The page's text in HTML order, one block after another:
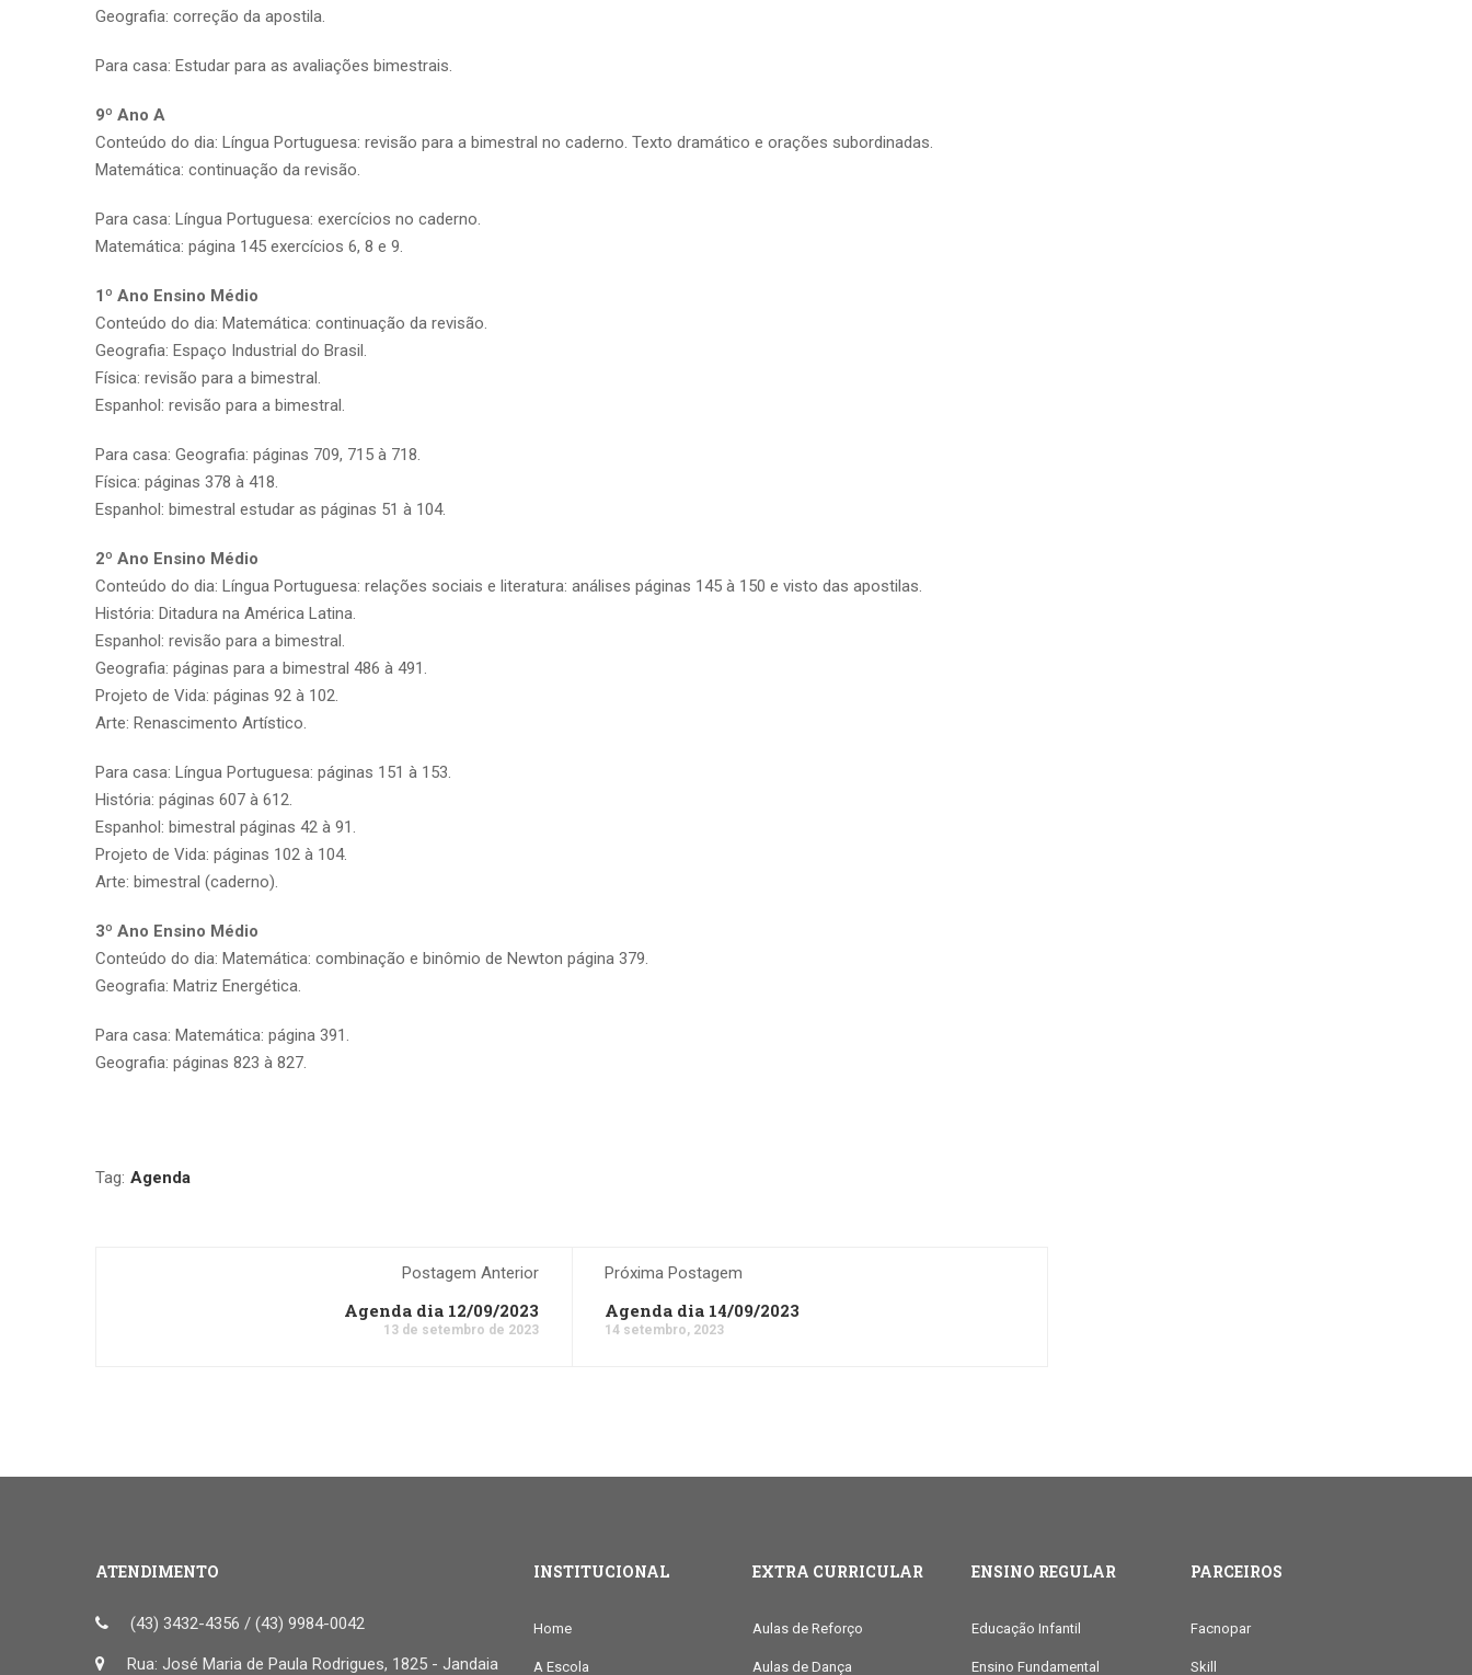
Geografia: correção da apostila.
Para casa: Estudar para as avaliações bimestrais.
9º Ano A
Conteúdo do dia: Língua Portuguesa: revisão para a bimestral no caderno. Texto dramático e orações subordinadas.
Matemática: continuação da revisão.
Para casa: Língua Portuguesa: exercícios no caderno.
Matemática: página 145 exercícios 6, 8 e 9.
1º Ano Ensino Médio
Conteúdo do dia: Matemática: continuação da revisão.
Geografia: Espaço Industrial do Brasil.
Física: revisão para a bimestral.
Espanhol: revisão para a bimestral.
Para casa: Geografia: páginas 709, 715 à 718.
Física: páginas 378 à 418.
Espanhol: bimestral estudar as páginas 51 à 104.
2º Ano Ensino Médio
Conteúdo do dia: Língua Portuguesa: relações sociais e literatura: análises páginas 145 à 150 e visto das apostilas.
História: Ditadura na América Latina.
Espanhol: revisão para a bimestral.
Geografia: páginas para a bimestral 486 à 491.
Projeto de Vida: páginas 92 à 102.
Arte: Renascimento Artístico.
Para casa: Língua Portuguesa: páginas 151 à 153.
História: páginas 607 à 612.
Espanhol: bimestral páginas 42 à 91.
Projeto de Vida: páginas 102 à 104.
Arte: bimestral (caderno).
3º Ano Ensino Médio
Conteúdo do dia: Matemática: combinação e binômio de Newton página 379.
Geografia: Matriz Energética.
Para casa: Matemática: página 391.
Geografia: páginas 823 à 827.
Tag: Agenda
Postagem Anterior
Agenda dia 12/09/2023
13 de setembro de 2023
Próxima Postagem
Agenda dia 14/09/2023
14 setembro, 2023
ATENDIMENTO
(43) 3432-4356 / (43) 9984-0042
Rua: José Maria de Paula Rodrigues, 1825 - Jandaia
INSTITUCIONAL
Home
A Escola
EXTRA CURRICULAR
Aulas de Reforço
Aulas de Dança
ENSINO REGULAR
Educação Infantil
Ensino Fundamental
PARCEIROS
Facnopar
Skill